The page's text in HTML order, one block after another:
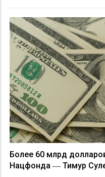
Более 60 млрд
Нацфонда ― Тимур